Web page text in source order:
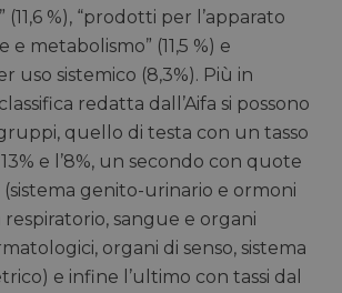
(11,6 %), “prodotti per l’apparato
metabolismo” (11,5 %) e
uso sistemico (8,3%). Più in
redatta dall’Aifa si possono
quello di testa con un tasso
e l’8%, un secondo con quote
(sistema genito-urinario e ormoni
respiratorio, sangue e organi
organi di senso, sistema
e infine l’ultimo con tassi dal